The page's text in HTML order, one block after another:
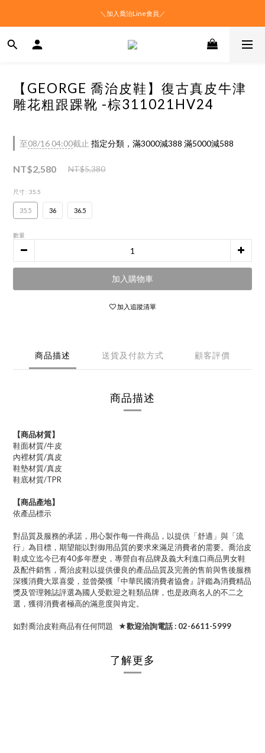
＼加入喬治Line會員／
【GEORGE 喬治皮鞋】復古真皮牛津
雕花粗跟踝靴 -棕311021HV24
至08/16 04:00截止 指定分類，滿3000減388 滿5000減588
NT$2,580 NT$5,380
尺寸 : 35.5
35.5 36 36.5
數量
加入購物車
加入追蹤清單
商品描述 送貨及付款方式 顧客評價
商品描述
【商品材質】
鞋面材質/牛皮
內裡材質/真皮
鞋墊材質/真皮
鞋底材質/TPR
【商品產地】
依產品標示
對品質及服務的承諾，用心製作每一件商品，以提供「舒適」與「流
行」為目標，期望能以對御用品質的要求來滿足消費者的需要。喬治皮
鞋成立迄今已有40多年歷史，專營自有品牌及義大利進口商品男女鞋
及配件銷售，喬治皮鞋以提供優良的產品品質及完善的售前與售後服務
深獲消費大眾喜愛，並曾榮獲『中華民國消費者協會』評鑑為消費精品
獎及管理雜誌評選為國人受歡迎之鞋類品牌，也是政商名人的不二之
選，獲得消費者極高的滿意度與肯定。
如對喬治皮鞋商品有任何問題 ★歡迎洽詢電話 : 02-6611-5999
了解更多